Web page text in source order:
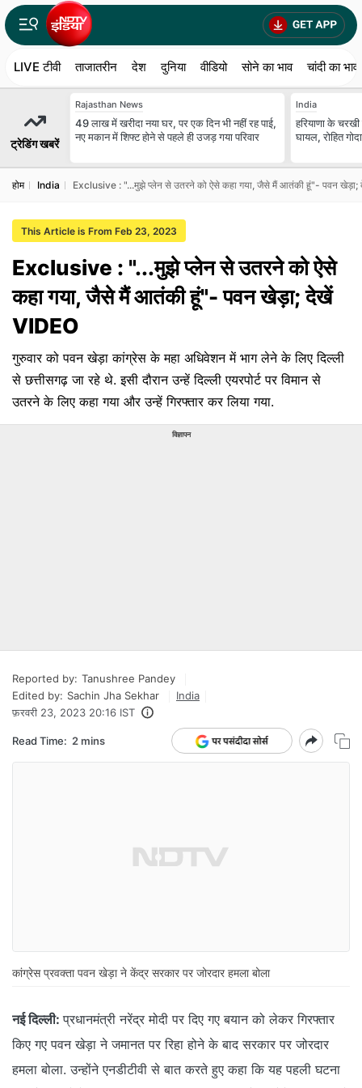
LIVE टीवी ताजातरीन देश दुनिया वीडियो सोने का भाव चांदी का भाव
ट्रेडिंग खबरें
Rajasthan News
49 लाख में खरीदा नया घर, पर एक दिन भी नहीं रह पाई,
नए मकान में शिफ्ट होने से पहले ही उजड़ गया परिवार
India
हरियाणा के
घायल, रोहित
होम India Exclusive : "...मुझे प्लेन से उतरने को ऐसे कहा गया, जैसे मैं आतंकी हूं"- पवन खेड़ा;
This Article is From Feb 23, 2023
Exclusive : "...मुझे प्लेन से उतरने को ऐसे
कहा गया, जैसे मैं आतंकी हूं"- पवन खेड़ा; देखें
VIDEO
गुरुवार को पवन खेड़ा कांग्रेस के महा अधिवेशन में भाग लेने के लिए दिल्ली
से छत्तीसगढ़ जा रहे थे. इसी दौरान उन्हें दिल्ली एयरपोर्ट पर विमान से
उतरने के लिए कहा गया और उन्हें गिरफ्तार कर लिया गया.
विज्ञापन
Reported by: Tanushree Pandey
Edited by: Sachin Jha Sekhar
India
फ़रवरी 23, 2023 20:16 IST
Read Time: 2 mins
कांग्रेस प्रवक्ता पवन खेड़ा ने केंद्र सरकार पर जोरदार हमला बोला
नई दिल्ली: प्रधानमंत्री नरेंद्र मोदी पर दिए गए बयान को लेकर गिरफ्तार
किए गए पवन खेड़ा ने जमानत पर रिहा होने के बाद सरकार पर जोरदार
हमला बोला. उन्होंने एनडीटीवी से बात करते हुए कहा कि यह पहली घटना